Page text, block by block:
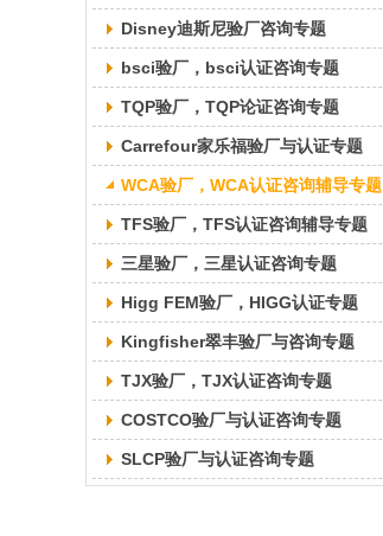
Disney迪斯尼验厂咨询专题
bsci验厂，bsci认证咨询专题
TQP验厂，TQP论证咨询专题
Carrefour家乐福验厂与认证专题
WCA验厂，WCA认证咨询辅导专题
TFS验厂，TFS认证咨询辅导专题
三星验厂，三星认证咨询专题
Higg FEM验厂，HIGG认证专题
Kingfisher翠丰验厂与咨询专题
TJX验厂，TJX认证咨询专题
COSTCO验厂与认证咨询专题
SLCP验厂与认证咨询专题